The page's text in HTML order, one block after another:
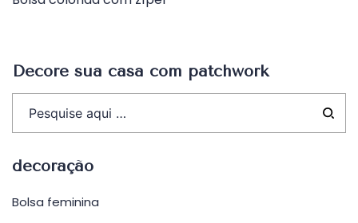
de
Decore sua casa com patchwork
decoração
Bolsa feminina